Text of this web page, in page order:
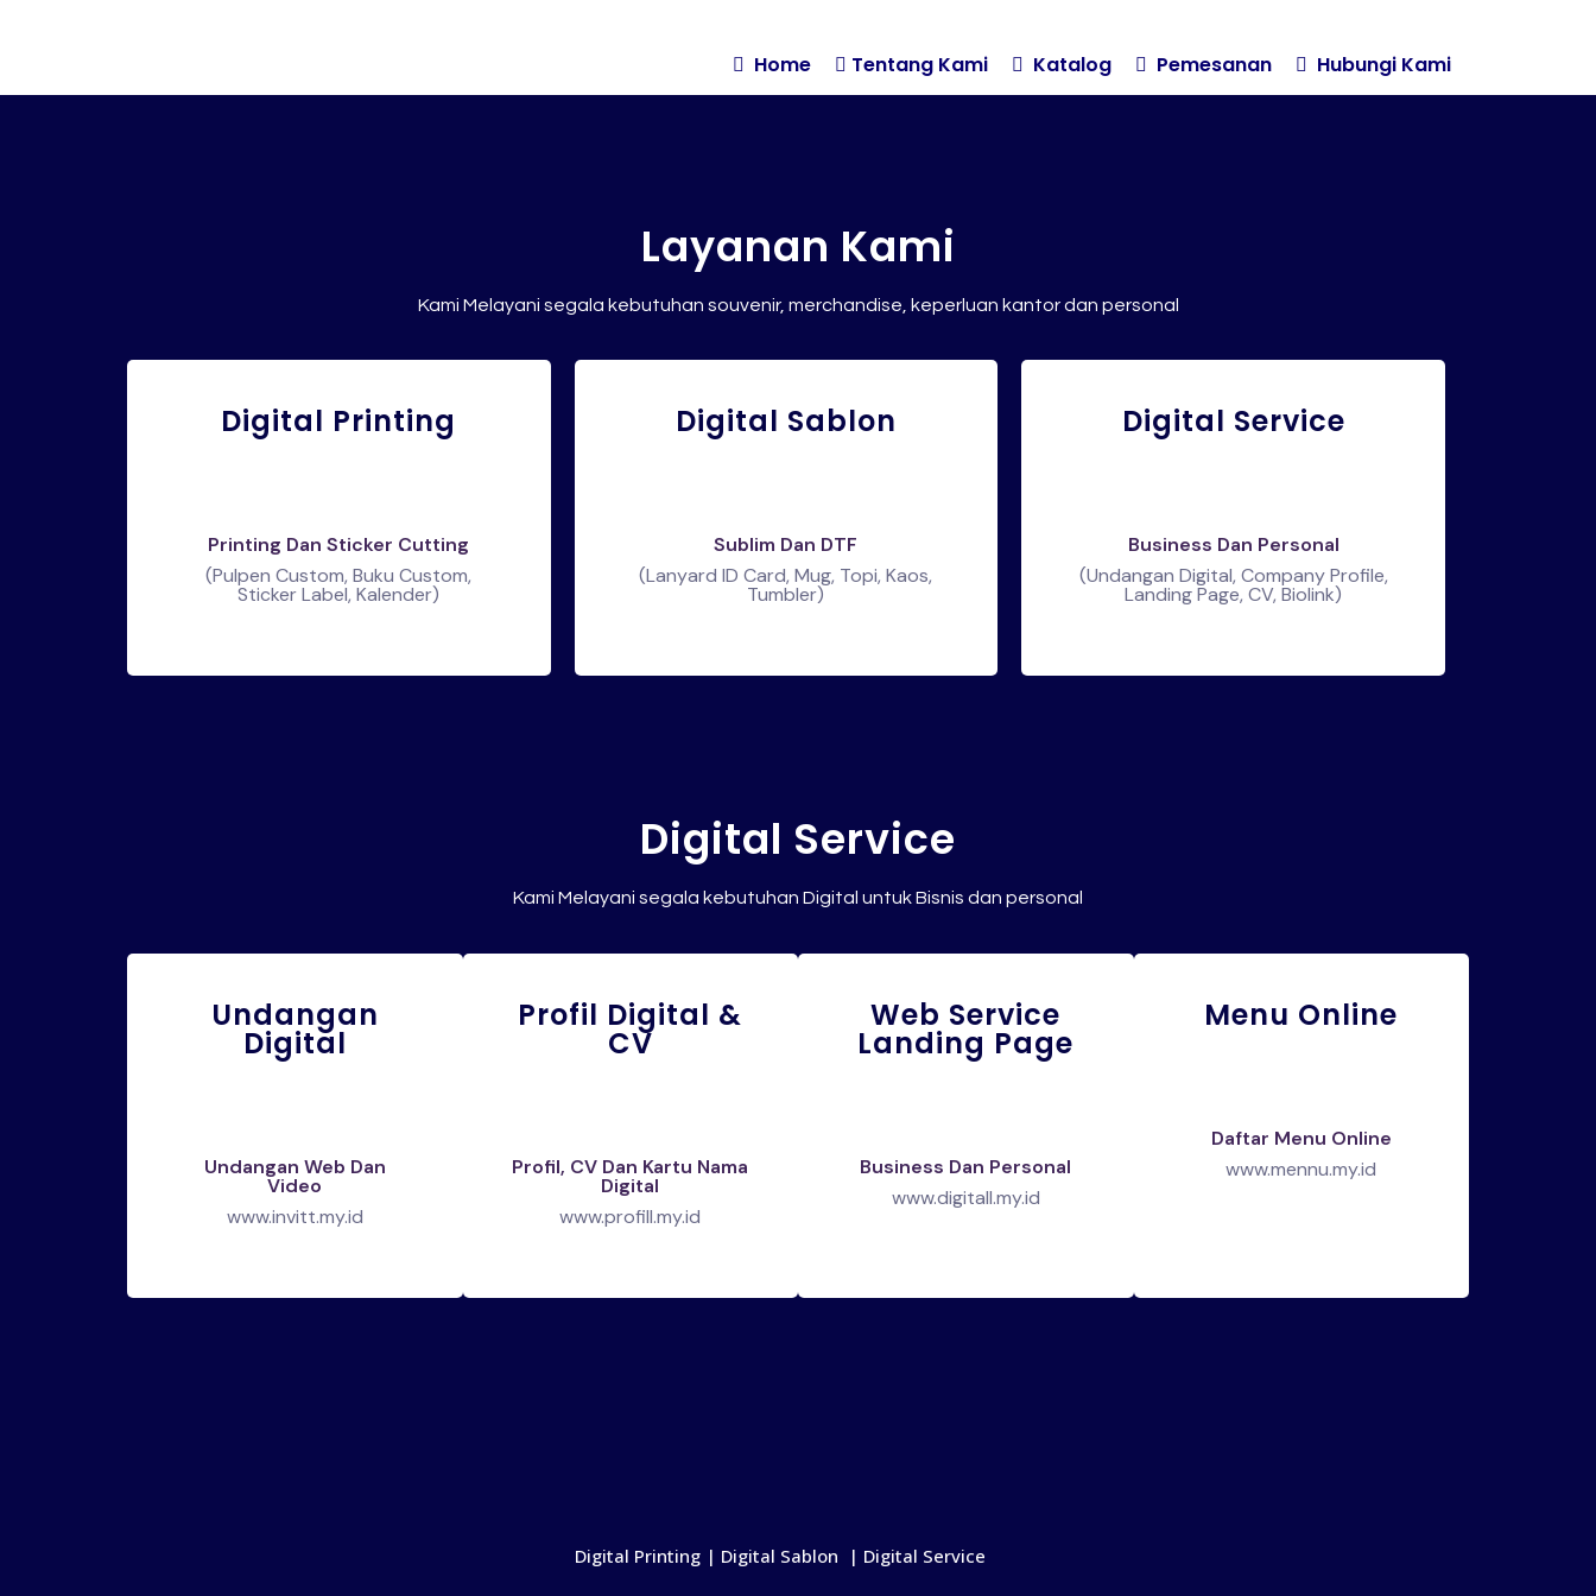
 Home  Tentang Kami  Katalog  Pemesanan  Hubungi Kami
Layanan Kami
Kami Melayani segala kebutuhan souvenir, merchandise, keperluan kantor dan personal
Digital Printing
Printing Dan Sticker Cutting
(Pulpen Custom, Buku Custom,
Sticker Label, Kalender)
Digital Sablon
Sublim Dan DTF
(Lanyard ID Card, Mug, Topi, Kaos,
Tumbler)
Digital Service
Business Dan Personal
(Undangan Digital, Company Profile,
Landing Page, CV, Biolink)
Digital Service
Kami Melayani segala kebutuhan Digital untuk Bisnis dan personal
Undangan
Digital
Undangan Web Dan
Video
www.invitt.my.id
Profil Digital &
CV
Profil, CV Dan Kartu Nama
Digital
www.profill.my.id
Web Service
Landing Page
Business Dan Personal
www.digitall.my.id
Menu Online
Daftar Menu Online
www.mennu.my.id
Digital Printing | Digital Sablon | Digital Service